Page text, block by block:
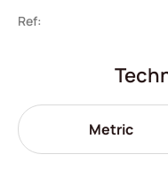
Ref:
Metric